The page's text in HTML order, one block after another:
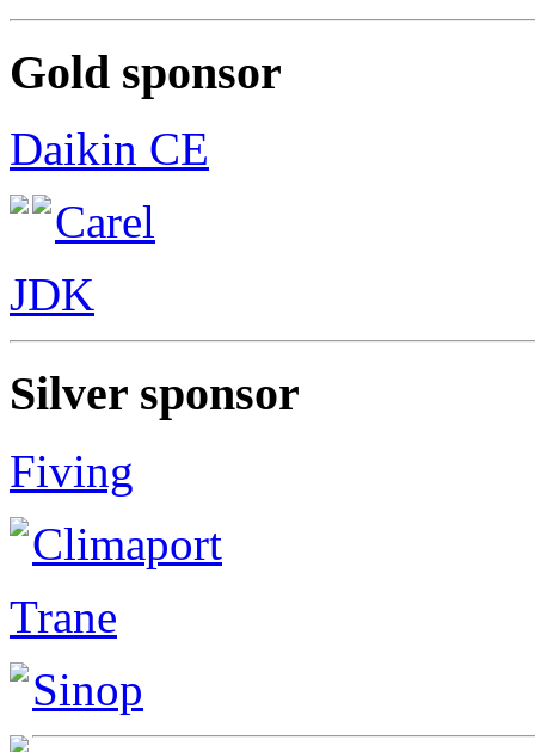
Gold sponsor
Daikin CE
Carel
JDK
Silver sponsor
Fiving
Climaport
Trane
Sinop